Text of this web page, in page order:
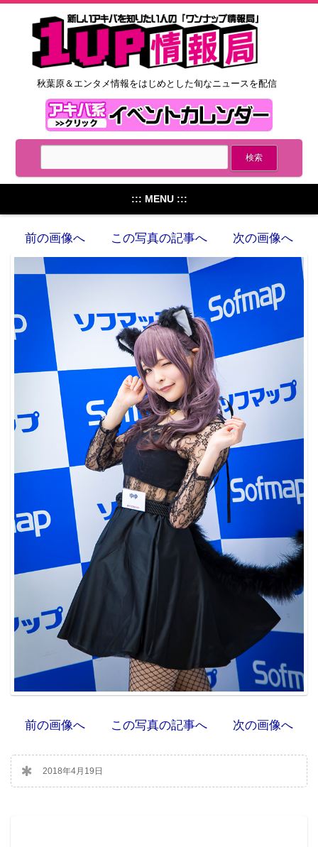
秋葉原＆エンタメ情報をはじめとした旬なニュースを配信
::: MENU :::
前の画像へ この写真の記事へ 次の画像へ
前の画像へ この写真の記事へ 次の画像へ
2018年4月19日